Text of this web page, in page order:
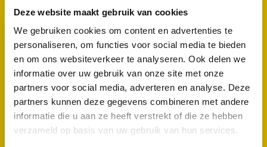
Deze website maakt gebruik van cookies
We gebruiken cookies om content en advertenties te
personaliseren, om functies voor social media te bieden
en om ons websiteverkeer te analyseren. Ook delen we
informatie over uw gebruik van onze site met onze
partners voor social media, adverteren en analyse. Deze
partners kunnen deze gegevens combineren met andere
informatie die u aan ze heeft verstrekt of die ze hebben
verzameld op basis van uw gebruik van hun services.
UK Underwater Kinetics
Universele Helmklem - 4AA
3AA
€ 25,50 Excl. btw